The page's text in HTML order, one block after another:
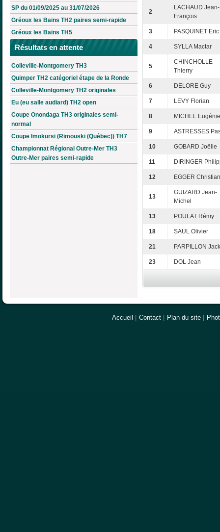
SP du 01/09/2025 au 31/07/2026
Gréoux les Bains TH2 paires semi-rapide
Gréoux les Bains TH5
Résultats en attente
Colleville-Montgomery TH3
Quimper TH2 catégoriel étape de la Ronde
Colleville-Montgomery TH2 originales
Eu (eu salle audiard) TH2 open
Coupe Onondaga TH3 originales semi-
normal
Coupe Imokursi (Rimouski (Québec)) TH7
Championnat Régional Outre-Mer TH3
Outre-Mer paires semi-rapide
2
LACHAUD Jean-
François
3 PASQUINET Eric
4 SYLLA Mactar
5
CHINCHOLLE
Thierry
6 DELORE Guy
7 LEVY Florian
8 MICHEL Eugénie
9 ASTRESSES
10 GOBARD Joëlle
11 DIRINGER
12 EGGER Christian
13
GUIZARD Jean-
Michel
13 POULAT Rémy
18 SAUL Olivier
21 PARPILLON
23 DOL Jean
Accueil Contact Plan du site